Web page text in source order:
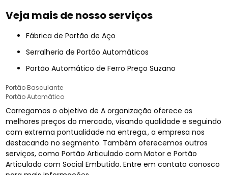
Veja mais de nosso serviços
Fábrica de Portão de Aço
Serralheria de Portão Automáticos
Portão Automático de Ferro Preço Suzano
Portão Basculante
Portão Automático
Carregamos o objetivo de A organização oferece os
melhores preços do mercado, visando qualidade e seguindo
com extrema pontualidade na entrega., a empresa nos
destacando no segmento. Também oferecemos outros
serviços, como Portão Articulado com Motor e Portão
Articulado com Social Embutido. Entre em contato conosco